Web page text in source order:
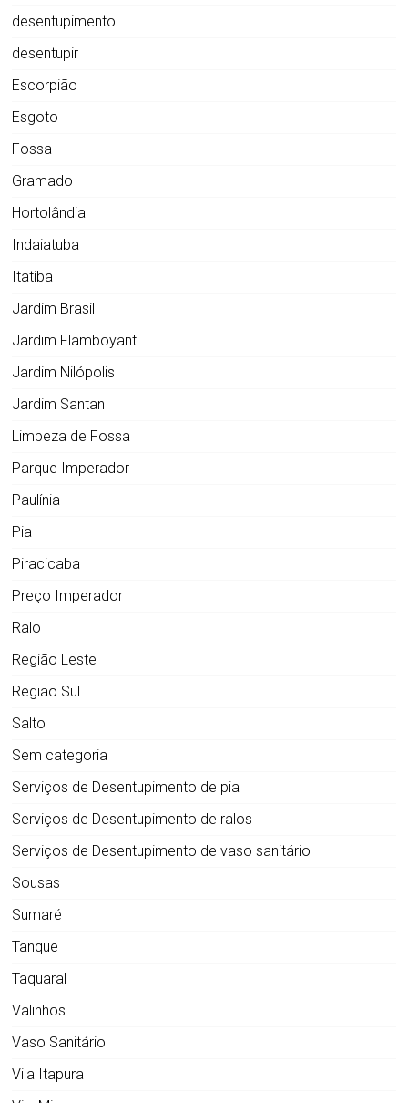
desentupimento
desentupir
Escorpião
Esgoto
Fossa
Gramado
Hortolândia
Indaiatuba
Itatiba
Jardim Brasil
Jardim Flamboyant
Jardim Nilópolis
Jardim Santan
Limpeza de Fossa
Parque Imperador
Paulínia
Pia
Piracicaba
Preço Imperador
Ralo
Região Leste
Região Sul
Salto
Sem categoria
Serviços de Desentupimento de pia
Serviços de Desentupimento de ralos
Serviços de Desentupimento de vaso sanitário
Sousas
Sumaré
Tanque
Taquaral
Valinhos
Vaso Sanitário
Vila Itapura